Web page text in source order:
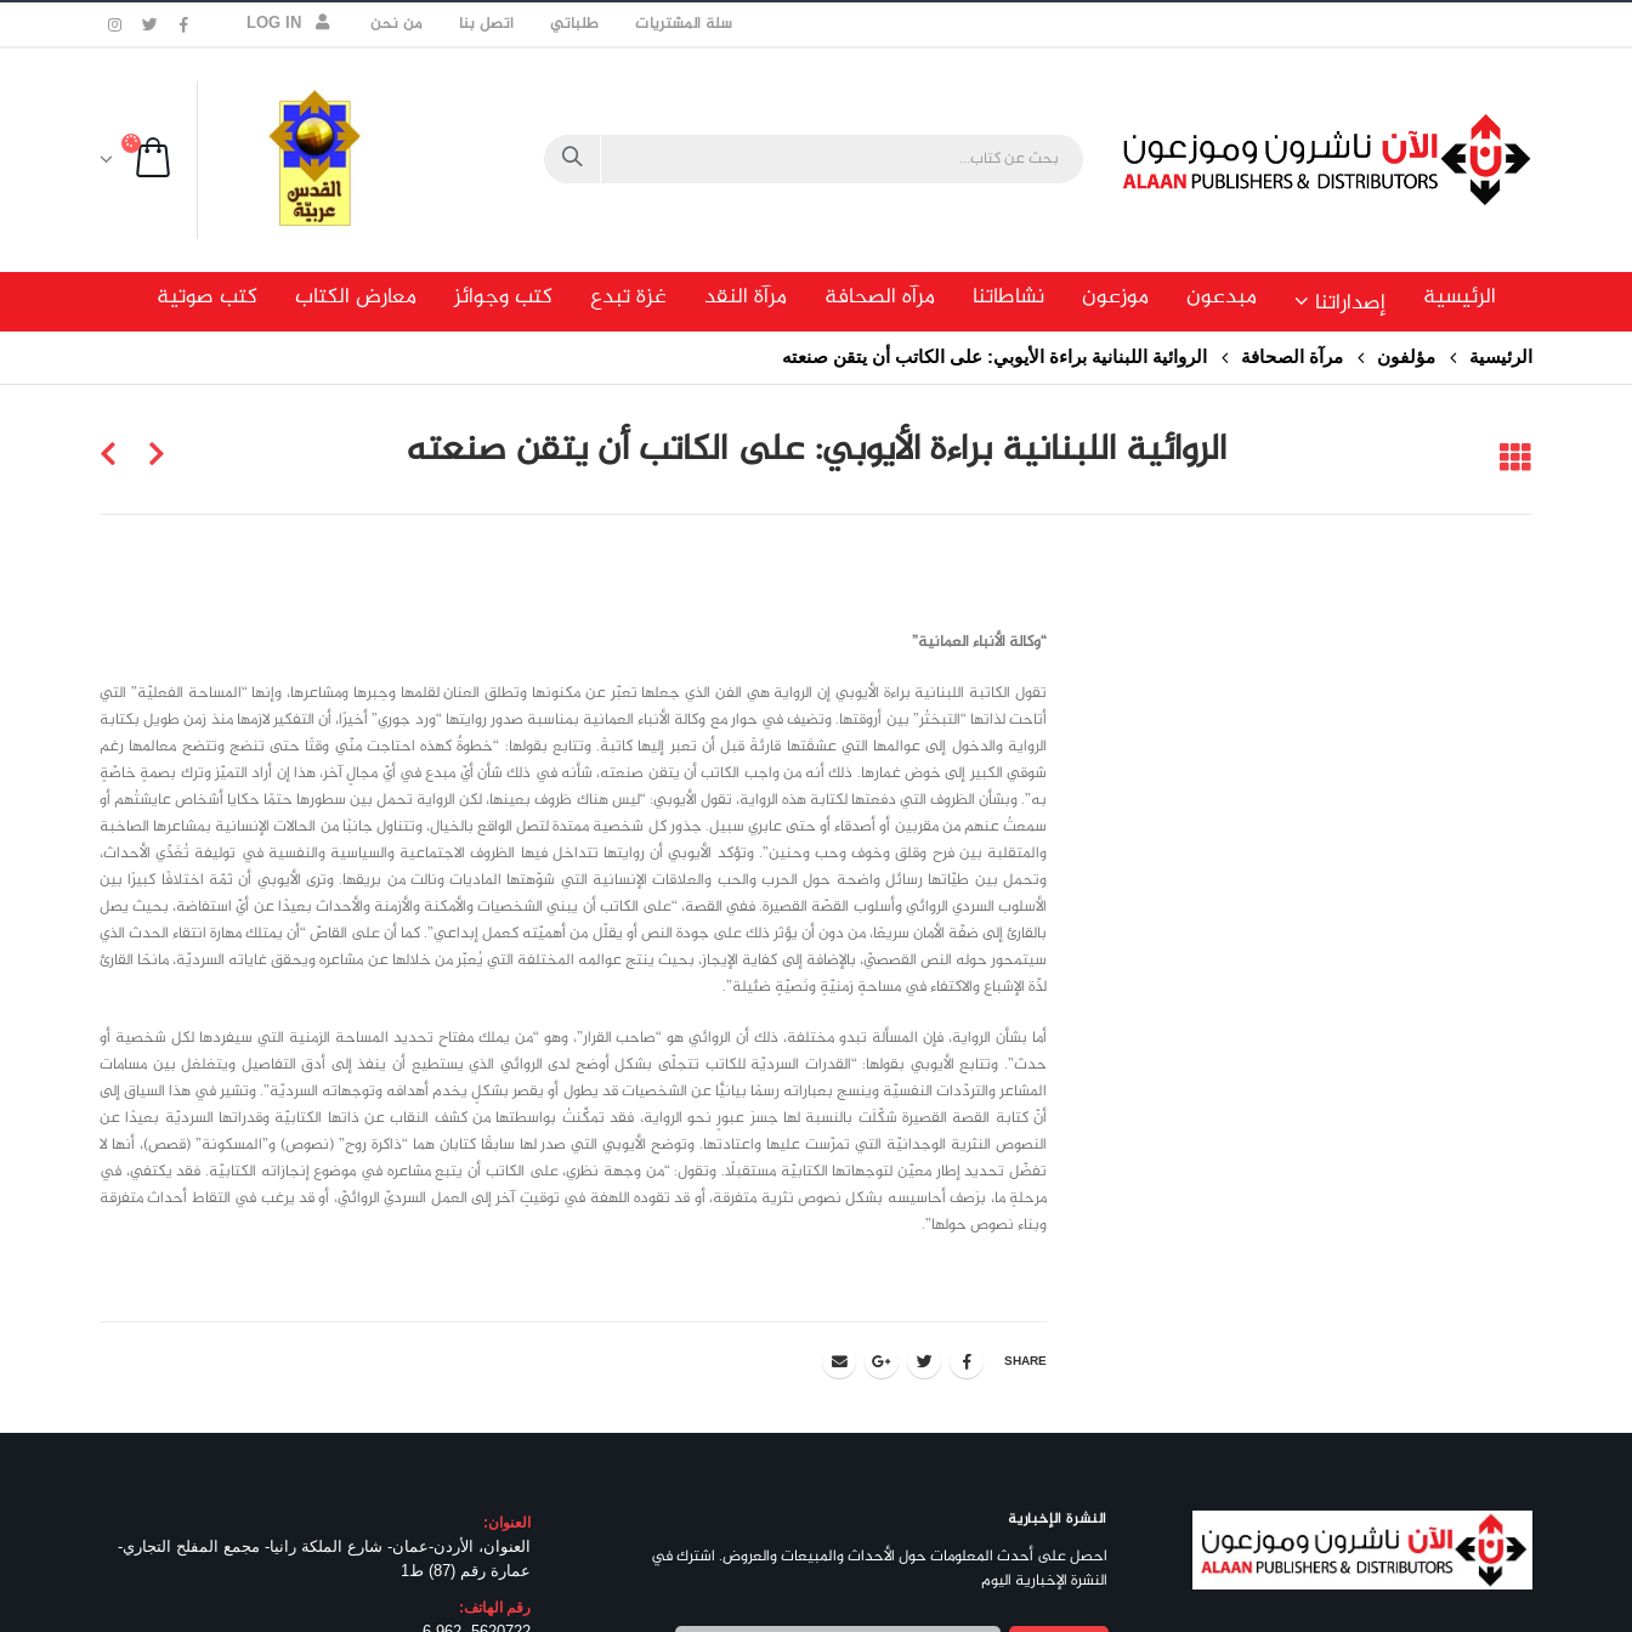
سلة المشتريات طلباتي اتصل بنا من نحن LOG IN
الرئيسية إصداراتنا مبدعون موزعون نشاطاتنا مرآه الصحافة مرآة النقد غزة تبدع كتب وجوائز معارض الكتاب كتب صوتية
الرئيسية مؤلفون مرآة الصحافة الروائية اللبنانية براءة الأيوبي: على الكاتب أن يتقن صنعته
الروائية اللبنانية براءة الأيوبي: على الكاتب أن يتقن صنعته
“وكالة الأنباء العمانية”
تقول الكاتبة اللبنانية براءة الأيوبي إن الرواية هي الفن الذي جعلها تعبّر عن مكنونها وتطلق العنان لقلمها وحِبرها ومشاعرها، وإنها “المساحة الفعليّة” التي
أتاحت لذاتها “التبختُر” بين أروقتها. وتضيف في حوار مع وكالة الأنباء العمانية بمناسبة صدور روايتها “ورد جوري” أخيرًا، أن التفكير لازمها منذ زمن طويل بكتابة
الرواية والدخول إلى عوالمها التي عشقَتها قارئةً قبل أن تعبر إليها كاتبةً. وتتابع بقولها: “خطوةٌ كهذه احتاجت منّي وقتًا حتى تنضج وتتضح معالمها رغم
شوقي الكبير إلى خوض غمارها. ذلك أنه من واجب الكاتب أن يتقن صنعته، شأنه في ذلك شأن أيّ مبدع في أيّ مجالٍ آخر، هذا إن أراد التميّز وترك بصمةٍ خاصّةٍ
به”. وبشأن الظروف التي دفعتها لكتابة هذه الرواية، تقول الأيوبي: “ليس هناك ظروف بعينها، لكن الرواية تحمل بين سطورها حتمًا حكايا أشخاص عايشتُهم أو
سمعتُ عنهم من مقربين أو أصدقاء أو حتى عابري سبيل. جذور كل شخصية ممتدة لتصل الواقع بالخيال، وتتناول جانبًا من الحالات الإنسانية بمشاعرها الصاخبة
والمتقلبة بين فرح وقلق وخوف وحب وحنين”. وتؤكد الأيوبي أن روايتها تتداخل فيها الظروف الاجتماعية والسياسية والنفسية في توليفة تُغَذّي الأحداث،
وتحمل بين طيّاتها رسائل واضحة حول الحرب والحب والعلاقات الإنسانية التي شوّهتها الماديات ونالت من بريقها. وترى الأيوبي أن ثمّة اختلافًا كبيرًا بين
الأسلوب السردي الروائي وأسلوب القصّة القصيرة. ففي القصة، “على الكاتب أن يبني الشخصيات والأمكنة والأزمنة والأحداث بعيدًا عن أيّ استفاضة، بحيث يصل
بالقارئ إلى ضفّة الأمان سريعًا، من دون أن يؤثر ذلك على جودة النص أو يقلّل من أهميّته كعمل إبداعي”. كما أن على القاصّ “أن يمتلك مهارة انتقاء الحدث الذي
سيتمحور حوله النص القصصيّ، بالإضافة إلى كفاية الإيجاز، بحيث ينتج عوالمه المختلفة التي يُعبّر من خلالها عن مشاعره ويحقق غاياته السرديّة، مانحًا القارئ
لذّة الإشباع والاكتفاء في مساحةٍ زمنيّةٍ ونَصيّةٍ ضئيلة”.
أما بشأن الرواية، فإن المسألة تبدو مختلفة، ذلك أن الروائي هو “صاحب القرار”، وهو “من يملك مفتاح تحديد المساحة الزمنية التي سيفردها لكل شخصية أو
حدث”. وتتابع الأيوبي بقولها: “القدرات السرديّة للكاتب تتجلّى بشكل أوضح لدى الروائي الذي يستطيع أن ينفذ إلى أدق التفاصيل ويتغلغل بين مسامات
المشاعر والتردّدات النفسيّة وينسج بعباراته رسمًا بيانيًّا عن الشخصيات قد يطول أو يقصر بشكلٍ يخدم أهدافه وتوجهاته السرديّة”. وتشير في هذا السياق إلى
أنّ كتابة القصة القصيرة شكّلَت بالنسبة لها جسرَ عبورٍ نحو الرواية، فقد تمكَّنتُ بواسطتها من كشف النقاب عن ذاتها الكتابيّة وقدراتها السرديّة بعيدًا عن
النصوص النثرية الوجدانيّة التي تمرّست عليها واعتادتها. وتوضح الأيوبي التي صدر لها سابقًا كتابان هما “ذاكرة روح” (نصوص) و”المسكونة” (قصص)، أنها لا
تفضّل تحديد إطار معيّن لتوجهاتها الكتابيّة مستقبلًا. وتقول: “من وجهة نظري، على الكاتب أن يتبع مشاعره في موضوع إنجازاته الكتابيّة. فقد يكتفي، في
مرحلةٍ ما، برَصف أحاسيسه بشكل نصوص نثرية متفرقة، أو قد تقوده اللهفة في توقيتٍ آخر إلى العمل السرديّ الروائيّ، أو قد يرغب في التقاط أحداث متفرقة
وبناء نصوص حولها”.
SHARE
النشرة الإخبارية
احصل على أحدث المعلومات حول الأحداث والمبيعات والعروض. اشترك في
النشرة الإخبارية اليوم
العنوان:
العنوان، الأردن-عمان- شارع الملكة رانيا- مجمع المفلح التجاري-
عمارة رقم (87) ط1
رقم الهاتف: